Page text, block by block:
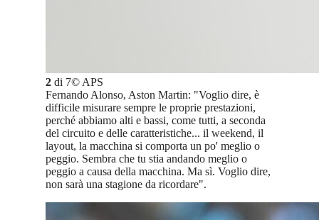
2 di 7© APS
Fernando Alonso, Aston Martin: "Voglio dire, è
difficile misurare sempre le proprie prestazioni,
perché abbiamo alti e bassi, come tutti, a seconda
del circuito e delle caratteristiche... il weekend, il
layout, la macchina si comporta un po' meglio o
peggio. Sembra che tu stia andando meglio o
peggio a causa della macchina. Ma sì. Voglio dire,
non sarà una stagione da ricordare".